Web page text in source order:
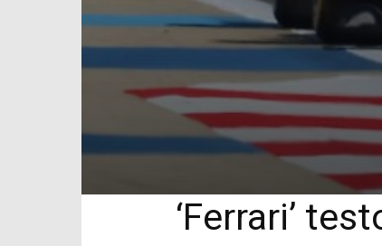
‘Ferrari’